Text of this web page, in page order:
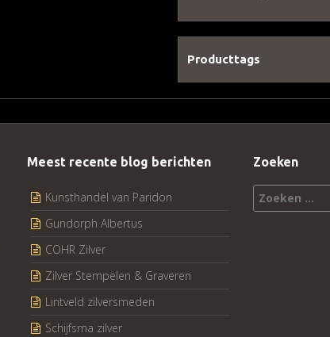
Producttags
Meest recente blog berichten
Kunsthandel van Paridon
Gundorph Albertus
COHR Zilver
Zilver Stempelen & Graveren
Lintveld zilversmeden
Schijfsma zilver
Zoeken
Zoeken
naar: